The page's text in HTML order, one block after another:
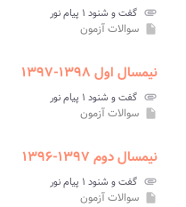
attachment گفت و شنود ۱ پیام نور
insert_drive_file سوالات آزمون
نیمسال اول ۱۳۹۸-۱۳۹۷
attachment گفت و شنود ۱ پیام نور
insert_drive_file سوالات آزمون
نیمسال دوم ۱۳۹۷-۱۳۹۶
attachment گفت و شنود ۱ پیام نور
insert_drive_file سوالات آزمون